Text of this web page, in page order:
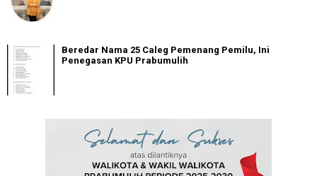
Beredar Nama 25 Caleg Pemenang Pemilu, Ini
Penegasan KPU Prabumulih